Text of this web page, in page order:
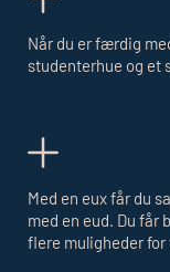
Når du er færdig
studenterhue og et
Med en eux får du
med en eud. Du får
flere muligheder